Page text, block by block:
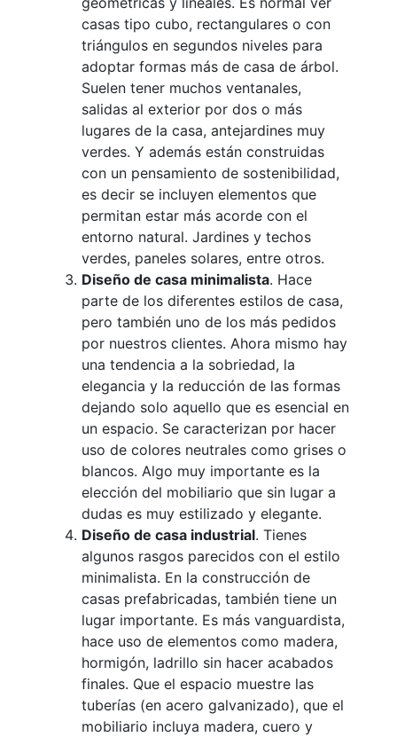
casas tipo cubo, rectangulares o con
triángulos en segundos niveles para
adoptar formas más de casa de árbol.
Suelen tener muchos ventanales,
salidas al exterior por dos o más
lugares de la casa, antejardines muy
verdes. Y además están construidas
con un pensamiento de sostenibilidad,
es decir se incluyen elementos que
permitan estar más acorde con el
entorno natural. Jardines y techos
verdes, paneles solares, entre otros.
Diseño de casa minimalista. Hace
parte de los diferentes estilos de casa,
pero también uno de los más pedidos
por nuestros clientes. Ahora mismo hay
una tendencia a la sobriedad, la
elegancia y la reducción de las formas
dejando solo aquello que es esencial en
un espacio. Se caracterizan por hacer
uso de colores neutrales como grises o
blancos. Algo muy importante es la
elección del mobiliario que sin lugar a
dudas es muy estilizado y elegante.
Diseño de casa industrial. Tienes
algunos rasgos parecidos con el estilo
minimalista. En la construcción de
casas prefabricadas, también tiene un
lugar importante. Es más vanguardista,
hace uso de elementos como madera,
hormigón, ladrillo sin hacer acabados
finales. Que el espacio muestre las
tuberías (en acero galvanizado), que el
mobiliario incluya madera, cuero y